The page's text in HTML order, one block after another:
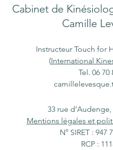
o
o
k
Cabinet de
Camille
Instructeur Touch for
(International
Tel. 06 70
33 rue
Mentions légales et
N° SIRET : 947
RCP :